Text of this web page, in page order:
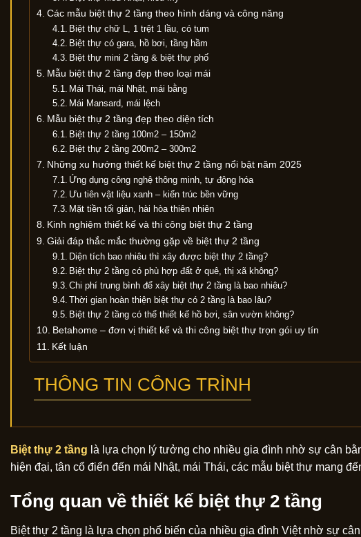
Các mẫu biệt thự 2 tầng theo hình dáng và công năng
Biệt thự chữ L, 1 trệt 1 lầu, có tum
Biệt thự có gara, hồ bơi, tầng hầm
Biệt thự mini 2 tầng & biệt thự phố
Mẫu biệt thự 2 tầng đẹp theo loại mái
Mái Thái, mái Nhật, mái bằng
Mái Mansard, mái lệch
Mẫu biệt thự 2 tầng đẹp theo diện tích
Biệt thự 2 tầng 100m2 – 150m2
Biệt thự 2 tầng 200m2 – 300m2
Những xu hướng thiết kế biệt thự 2 tầng nổi bật năm 2025
Ứng dụng công nghệ thông minh, tự động hóa
Ưu tiên vật liệu xanh – kiến trúc bền vững
Mặt tiền tối giản, hài hòa thiên nhiên
Kinh nghiệm thiết kế và thi công biệt thự 2 tầng
Giải đáp thắc mắc thường gặp về biệt thự 2 tầng
Diện tích bao nhiêu thì xây được biệt thự 2 tầng?
Biệt thự 2 tầng có phù hợp đất ở quê, thị xã không?
Chi phí trung bình để xây biệt thự 2 tầng là bao nhiêu?
Thời gian hoàn thiện biệt thự có 2 tầng là bao lâu?
Biệt thự 2 tầng có thể thiết kế hồ bơi, sân vườn không?
Betahome – đơn vị thiết kế và thi công biệt thự trọn gói uy tín
Kết luận
THÔNG TIN CÔNG TRÌNH
Biệt thự 2 tầng là lựa chọn lý tưởng cho nhiều gia đình nhờ sự cân
hiện đại, tân cổ điển đến mái Nhật, mái Thái, các mẫu biệt thự mang
Tổng quan về thiết kế biệt thự 2 tầng
Biệt thự 2 tầng là lựa chọn phổ biến của nhiều gia đình Việt nhờ sự